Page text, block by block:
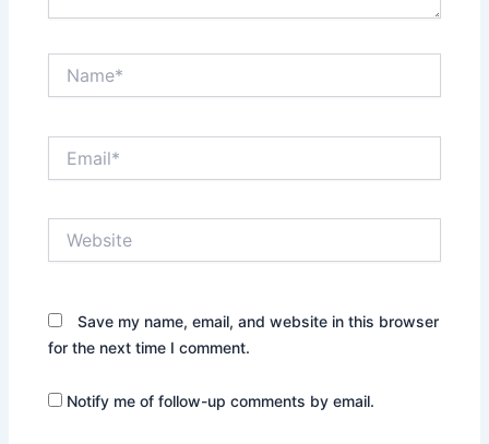
Save my name, email, and website in this browser
for the next time I comment.
Notify me of follow-up comments by email.